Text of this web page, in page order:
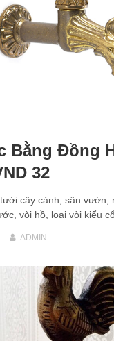
Bằng Đồng
32
cây cảnh, sân vườn,
vòi hồ, loại vòi kiểu
ADMIN